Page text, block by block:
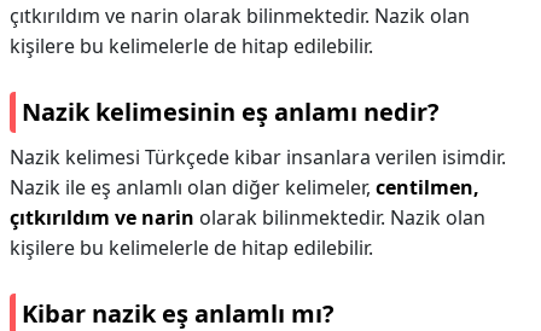
çıtkırıldım ve narin olarak bilinmektedir. Nazik olan
kişilere bu kelimelerle de hitap edilebilir.
Nazik kelimesinin eş anlamı nedir?
Nazik kelimesi Türkçede kibar insanlara verilen isimdir.
Nazik ile eş anlamlı olan diğer kelimeler, centilmen,
çıtkırıldım ve narin olarak bilinmektedir. Nazik olan
kişilere bu kelimelerle de hitap edilebilir.
Kibar nazik eş anlamlı mı?